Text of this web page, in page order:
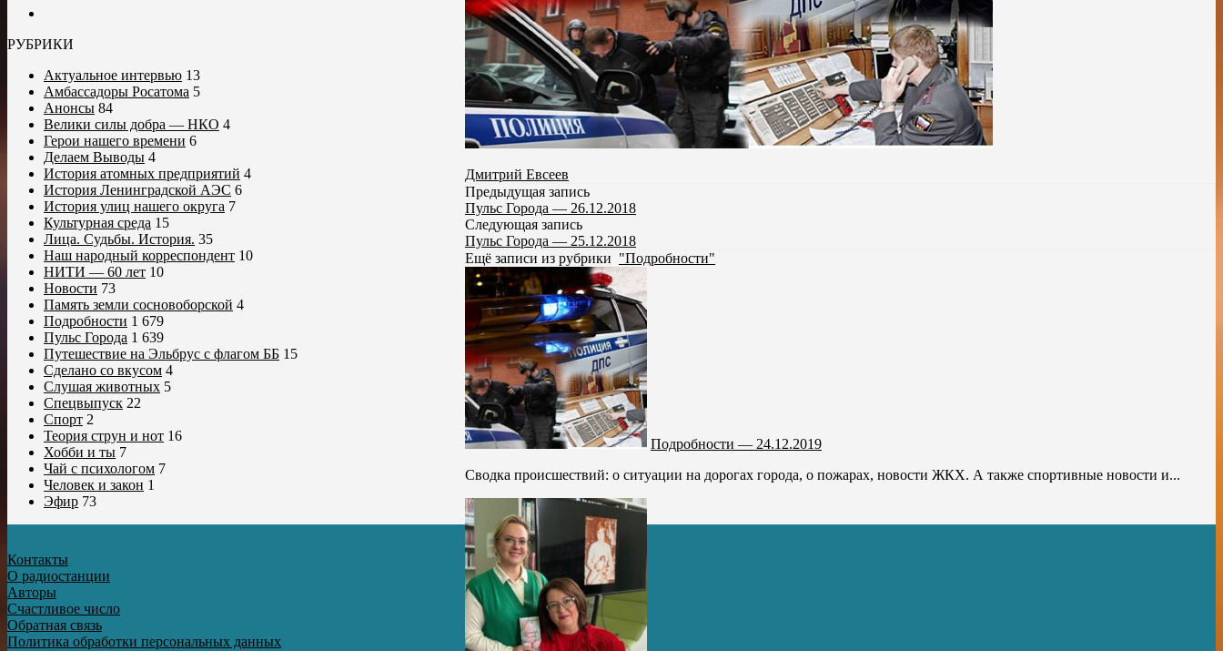
Дмитрий Евсеев
Предыдущая запись
Пульс Города — 26.12.2018
Следующая запись
Пульс Города — 25.12.2018
Ещё записи из рубрики "Подробности"
Подробности — 24.12.2019
Сводка происшествий: о ситуации на дорогах города, о пожарах, новости ЖКХ. А также спортивные новости и...
РУБРИКИ
Актуальное интервью 13
Амбассадоры Росатома 5
Анонсы 84
Велики силы добра — НКО 4
Герои нашего времени 6
Делаем Выводы 4
История атомных предприятий 4
История Ленинградской АЭС 6
История улиц нашего округа 7
Культурная среда 15
Лица. Судьбы. История. 35
Наш народный корреспондент 10
НИТИ — 60 лет 10
Новости 73
Память земли сосновоборской 4
Подробности 1 679
Пульс Города 1 639
Путешествие на Эльбрус с флагом ББ 15
Сделано со вкусом 4
Слушая животных 5
Спецвыпуск 22
Спорт 2
Теория струн и нот 16
Хобби и ты 7
Чай с психологом 7
Человек и закон 1
Эфир 73
Контакты
О радиостанции
Авторы
Счастливое число
Обратная связь
Политика обработки персональных данных